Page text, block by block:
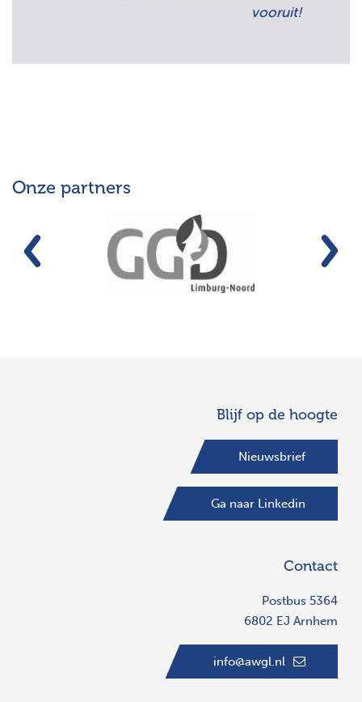
vooruit!
Onze partners
Blijf op de hoogte
Nieuwsbrief
Ga naar Linkedin
Contact
Postbus 5364
6802 EJ Arnhem
info@awgl.nl